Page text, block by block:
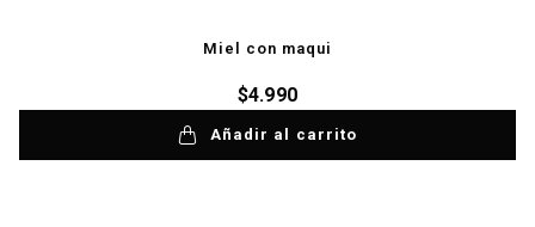
Miel con maqui
$4.990
Añadir al carrito